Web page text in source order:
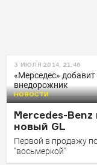
3 ИЮЛЯ 2014, 21:46
«Мерседес»
внедорожник
НОВОСТИ
Mercedes-
новый GL
Первой в продажу
"восьмеркой"